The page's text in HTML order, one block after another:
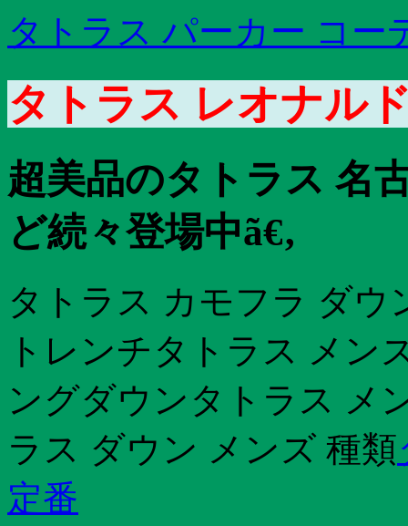
タトラス パーカー コー
タトラス レオナル
超美品のタトラス 名
ど続々登場中ã€‚
タトラス カモフラ ダ
トレンチタトラス メン
ングダウンタトラス メ
ラス ダウン メンズ 種類
定番